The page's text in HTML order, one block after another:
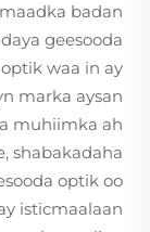
badan
geesooda
waa in ay
marka aysan
muhiimka ah
shabakadaha
optik oo
isticmaalaan